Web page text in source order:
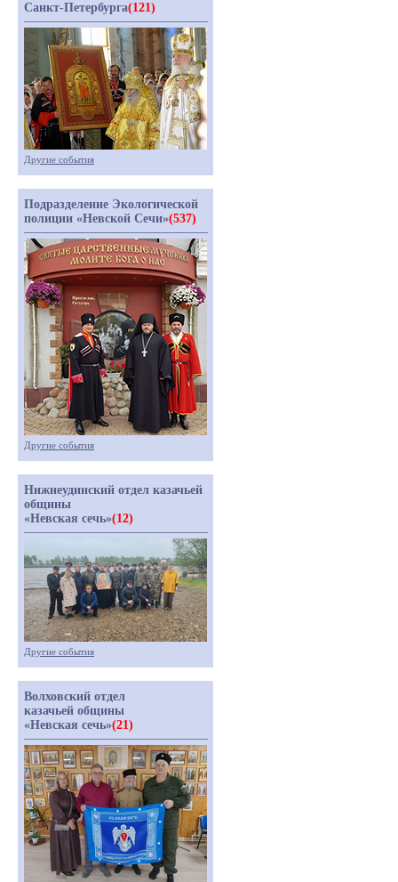
Санкт-Петербурга(121)
Другие события
Подразделение Экологической
полиции «Невской Сечи»(537)
Другие события
Нижнеудинский отдел казачьей
общины
«Невская сечь»(12)
Другие события
Волховский отдел
казачьей общины
«Невская сечь»(21)